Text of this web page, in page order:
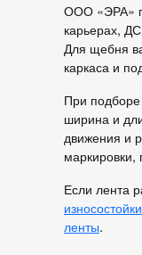
ООО «ЭРА»
карьерах,
Для щебня
каркаса и
При
ширина и
движения и
Если лента
ленты.